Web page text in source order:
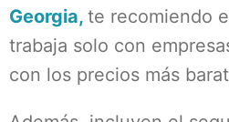
Georgia, te recomiendo
trabaja solo con
con los precios más